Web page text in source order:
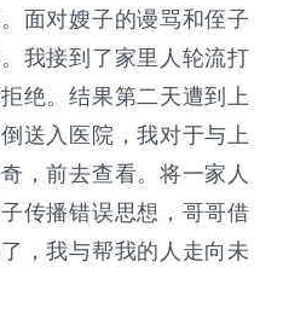
面对嫂子的谩骂和侄子
我接到了家里人轮流打
绝。结果第二天遭到上
送入医院，我对于与上
，前去查看。将一家人
传播错误思想，哥哥借
，我与帮我的人走向未